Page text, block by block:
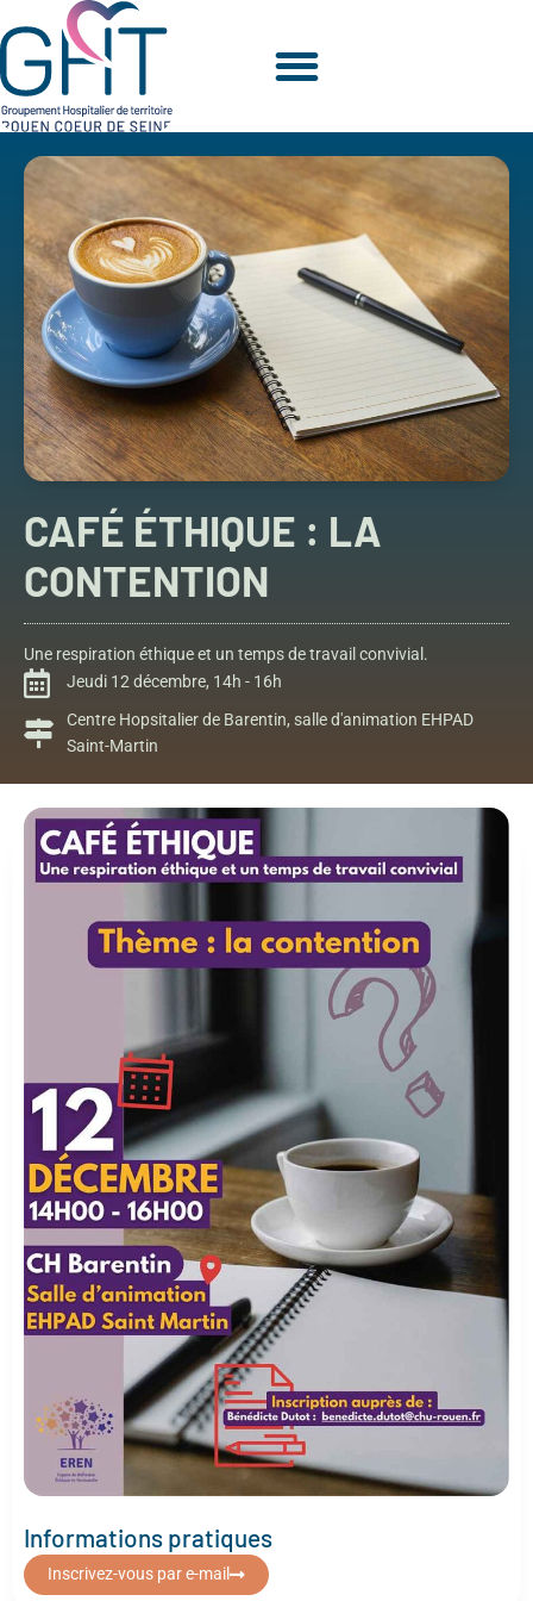
CAFÉ ÉTHIQUE : LA
CONTENTION
Une respiration éthique et un temps de travail convivial.
Jeudi 12 décembre, 14h - 16h
Centre Hopsitalier de Barentin, salle d'animation EHPAD
Saint-Martin
Informations pratiques
Inscrivez-vous par e-mail